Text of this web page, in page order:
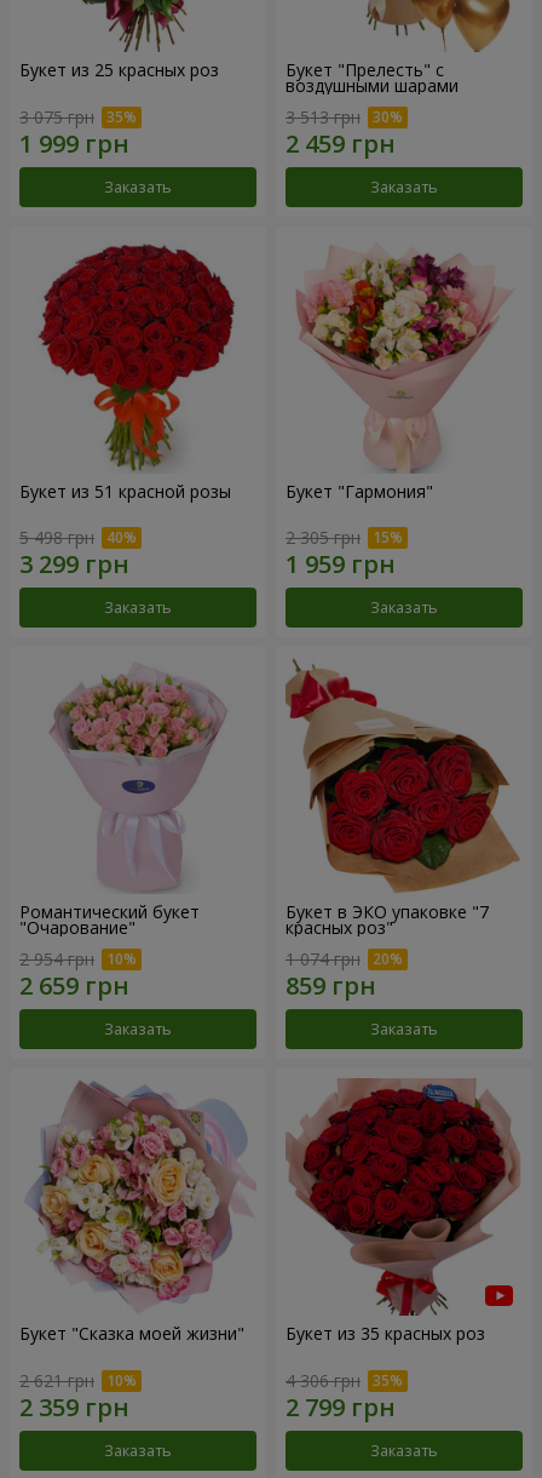
Букет из 25 красных роз
3 075 грн
Заказать
Букет "Прелесть" с
воздушными шарами
3 513 грн
Заказать
Букет из 51 красной розы
5 498 грн
Заказать
Букет "Гармония"
2 305 грн
Заказать
Романтический букет
"Очарование"
2 954 грн
Заказать
Букет в ЭКО упаковке "7
красных роз"
1 074 грн
Заказать
Букет "Сказка моей жизни"
2 621 грн
Заказать
Букет из 35 красных роз
4 306 грн
Заказать